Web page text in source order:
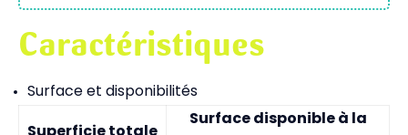
Caractéristiques
Surface et disponibilités
Superficie totale
Surface disponible à la